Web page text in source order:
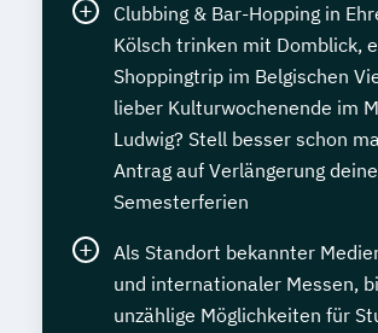
Clubbing & Bar-Hopping in
Kölsch trinken mit Domblick,
Shoppingtrip im Belgischen
lieber Kulturwochenende im
Ludwig? Stell besser schon
Antrag auf Verlängerung
Semesterferien
Als Standort bekannter
und internationaler Messen,
unzählige Möglichkeiten für